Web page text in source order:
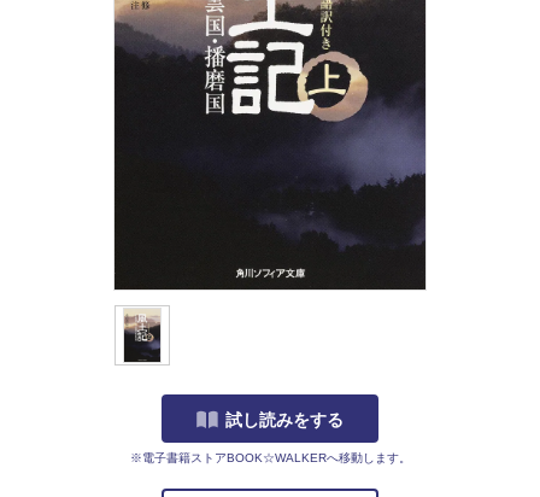
試し読みをする
※電子書籍ストアBOOK☆WALKERへ移動します。